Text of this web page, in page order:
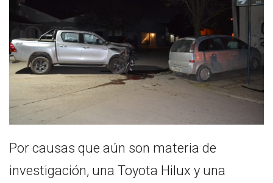
Por causas que aún son materia de
investigación, una Toyota Hilux y una